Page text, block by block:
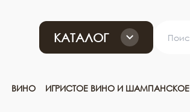
КАТАЛОГ
ВИНО ИГРИСТОЕ ВИНО И ШАМПАНСКОЕ